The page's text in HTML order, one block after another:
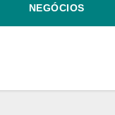
NEGÓCIOS